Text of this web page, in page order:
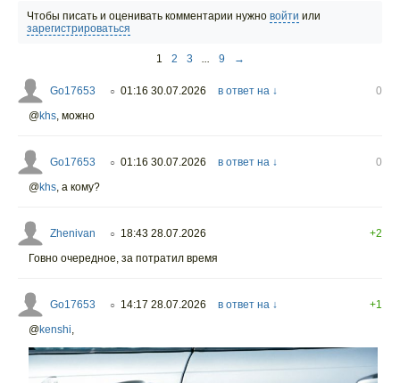
Чтобы писать и оценивать комментарии нужно войти или
зарегистрироваться
1 2 3 ... 9 →
Go17653 ○ 01:16 30.07.2026 в ответ на ↓
0
@khs, можно
Go17653 ○ 01:16 30.07.2026 в ответ на ↓
0
@khs, а кому?
Zhenivan ○ 18:43 28.07.2026
+2
Говно очередное, за потратил время
Go17653 ○ 14:17 28.07.2026 в ответ на ↓
+1
@kenshi,